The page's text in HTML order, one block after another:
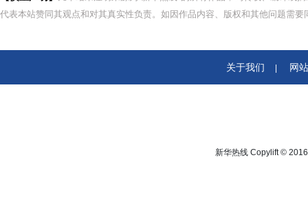
代表本站赞同其观点和对其真实性负责。如因作品内容、版权和其他问题需
关于我们 网
新华热线 Copylift ©